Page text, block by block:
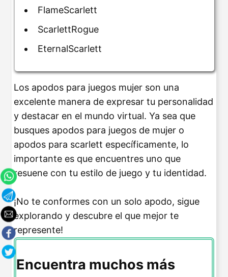
FlameScarlett
ScarlettRogue
EternalScarlett
Los apodos para juegos mujer son una
excelente manera de expresar tu personalidad
y destacar en el mundo virtual. Ya sea que
busques apodos para juegos de mujer o
apodos para scarlett específicamente, lo
importante es que encuentres uno que
resuene con tu estilo de juego y tu identidad.
¡No te conformes con un solo apodo, sigue
explorando y descubre el que mejor te
represente!
Encuentra muchos más